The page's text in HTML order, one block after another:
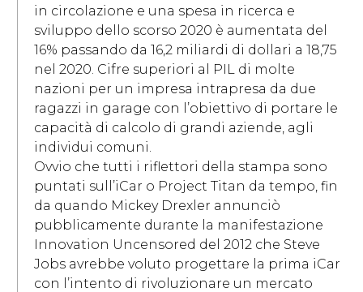
in circolazione e una spesa in ricerca e
sviluppo dello scorso 2020 è aumentata del
16% passando da 16,2 miliardi di dollari a 18,75
nel 2020. Cifre superiori al PIL di molte
nazioni per un impresa intrapresa da due
ragazzi in garage con l’obiettivo di portare le
capacità di calcolo di grandi aziende, agli
individui comuni.
Ovvio che tutti i riflettori della stampa sono
puntati sull’iCar o Project Titan da tempo, fin
da quando Mickey Drexler annunciò
pubblicamente durante la manifestazione
Innovation Uncensored del 2012 che Steve
Jobs avrebbe voluto progettare la prima iCar
con l’intento di rivoluzionare un mercato